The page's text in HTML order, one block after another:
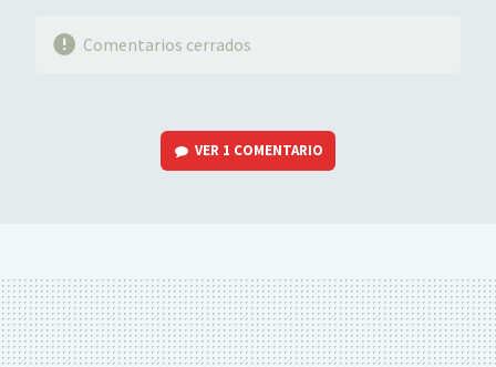
Comentarios cerrados
VER 1 COMENTARIO